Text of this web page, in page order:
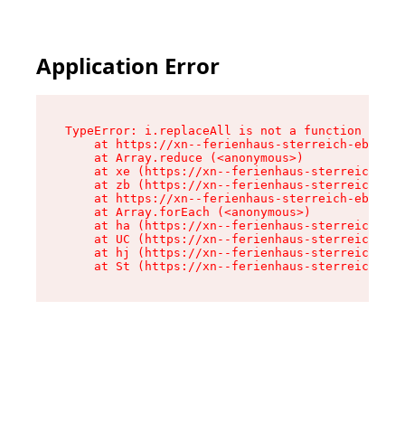
Application Error
TypeError: i.replaceAll is not a function
at https://xn--ferienhaus-sterreich-
    at Array.reduce (<anonymous>)
at xe (https://xn--ferienhaus-sterreich-
at zb (https://xn--ferienhaus-sterreich-
at https://xn--ferienhaus-sterreich-
    at Array.forEach (<anonymous>)
at ha (https://xn--ferienhaus-sterreich-
at UC (https://xn--ferienhaus-sterreich-
at hj (https://xn--ferienhaus-sterreich-
at St (https://xn--ferienhaus-sterreich-